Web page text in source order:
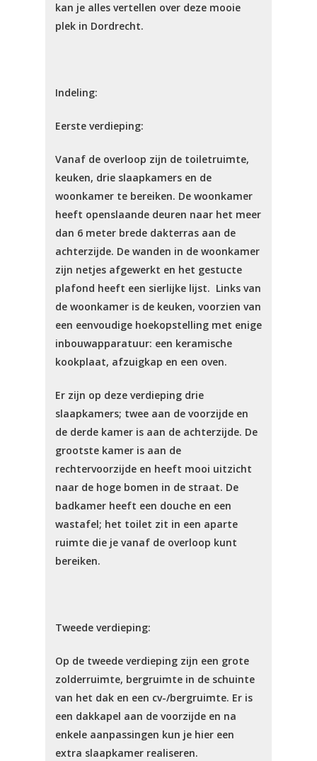
kan je alles vertellen over deze mooie
plek in Dordrecht.
Indeling:
Eerste verdieping:
Vanaf de overloop zijn de toiletruimte,
keuken, drie slaapkamers en de
woonkamer te bereiken. De woonkamer
heeft openslaande deuren naar het meer
dan 6 meter brede dakterras aan de
achterzijde. De wanden in de woonkamer
zijn netjes afgewerkt en het gestucte
plafond heeft een sierlijke lijst. Links van
de woonkamer is de keuken, voorzien van
een eenvoudige hoekopstelling met enige
inbouwapparatuur: een keramische
kookplaat, afzuigkap en een oven.
Er zijn op deze verdieping drie
slaapkamers; twee aan de voorzijde en
de derde kamer is aan de achterzijde. De
grootste kamer is aan de
rechtervoorzijde en heeft mooi uitzicht
naar de hoge bomen in de straat. De
badkamer heeft een douche en een
wastafel; het toilet zit in een aparte
ruimte die je vanaf de overloop kunt
bereiken.
Tweede verdieping:
Op de tweede verdieping zijn een grote
zolderruimte, bergruimte in de schuinte
van het dak en een cv-/bergruimte. Er is
een dakkapel aan de voorzijde en na
enkele aanpassingen kun je hier een
extra slaapkamer realiseren.